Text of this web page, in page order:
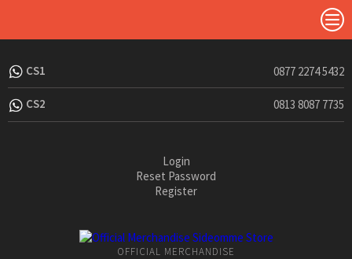
CS1 0877 2274 5432
CS2 0813 8087 7735
Login
Reset Password
Register
OFFICIAL MERCHANDISE